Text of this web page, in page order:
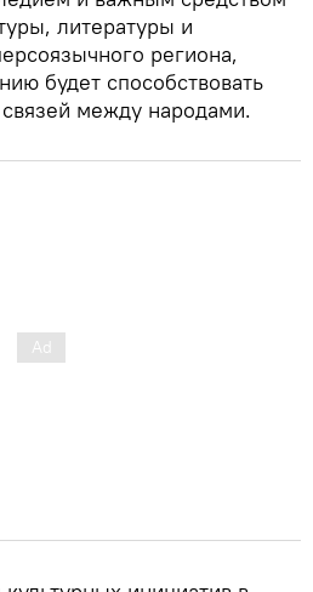
литературы и
региона,
будет способствовать
между народами.